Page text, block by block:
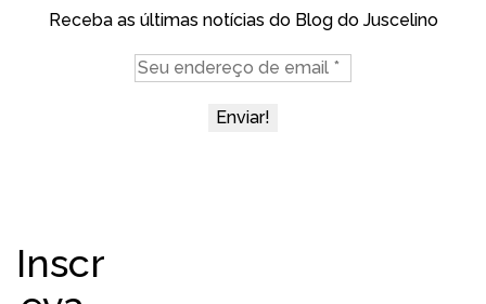
Receba as últimas notícias do Blog do Juscelino
Inscr